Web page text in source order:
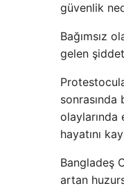
güvenlik
Bağımsız
gelen
olaylarında
hayatını
Bangladeş
artan